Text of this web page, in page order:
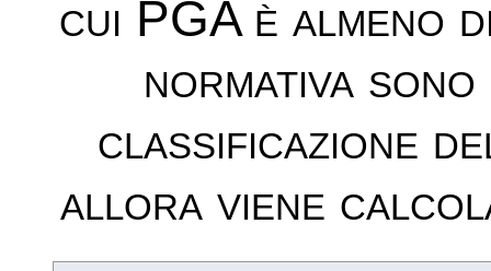
cui PGA è almeno
normativa
classificazione
allora viene